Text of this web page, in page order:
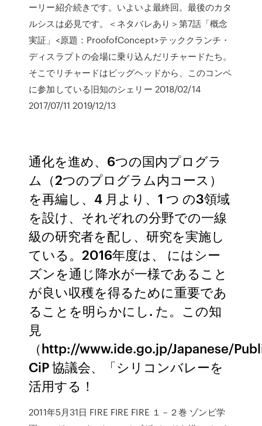
ーリー紹介続きです。いよいよ最終回。最後のカタ
ルシスは必見です。＜ネタバレあり＞第7話「概念
実証」<原題：ProofofConcept>テッククランチ・
ディスラプトの会場に乗り込んだリチャードたち。
そこでリチャードはビッグヘッドから、このコンペ
に参加している旧知のシェリー 2018/02/14
2017/07/11 2019/12/13
通化を進め、6つの国内プログラ
ム（2つのプログラム内コース）
を再編し、4 月より、1 つ の3領域
を設け、それぞれの分野での一線
級の研究者を配し、研究を実施し
ている。2016年度は、 にはシー
ズンを通じ降水が一様であること
が良い収穫を得るために重要であ
ることを明らかにし. た。この知
見
（http://www.ide.go.jp/Japanese/
CiP 協議会、「シリコンバレーを
活用する！
2011年5月31日 FIRE FIRE FIRE １－２巻 ゾンビ学